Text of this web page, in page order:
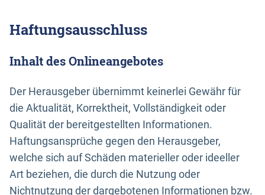
Haftungsausschluss
Inhalt des Onlineangebotes
Der Herausgeber übernimmt keinerlei Gewähr für
die Aktualität, Korrektheit, Vollständigkeit oder
Qualität der bereitgestellten Informationen.
Haftungsansprüche gegen den Herausgeber,
welche sich auf Schäden materieller oder ideeller
Art beziehen, die durch die Nutzung oder
Nichtnutzung der dargebotenen Informationen bzw.